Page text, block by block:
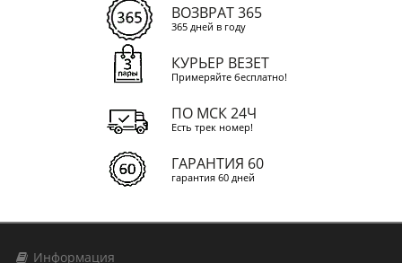
ВОЗВРАТ 365
365 дней в году
КУРЬЕР ВЕЗЕТ
Примеряйте бесплатно!
ПО МСК 24Ч
Есть трек номер!
ГАРАНТИЯ 60
гарантия 60 дней
Информация